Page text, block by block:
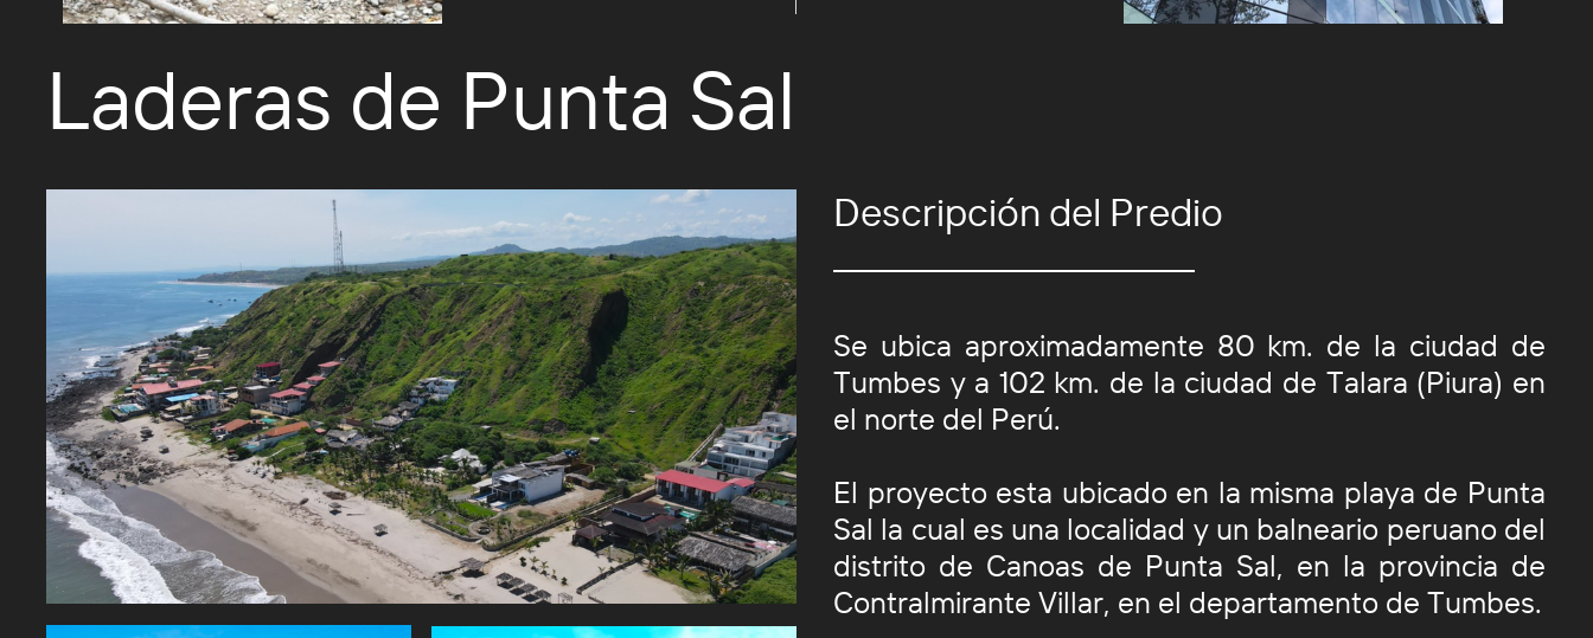
Laderas de Punta Sal
Descripción del Predio
Se ubica aproximadamente 80 km. de la ciudad de
Tumbes y a 102 km. de la ciudad de Talara (Piura) en
el norte del Perú.
El proyecto esta ubicado en la misma playa de Punta
Sal la cual es una localidad y un balneario peruano del
distrito de Canoas de Punta Sal, en la provincia de
Contralmirante Villar, en el departamento de Tumbes.